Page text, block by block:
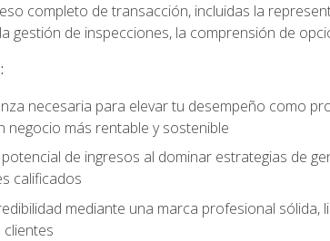
completo de transacción, incluidas la
gestión de inspecciones, la comprensión de
necesaria para elevar tu desempeño como
negocio más rentable y sostenible
de ingresos al dominar estrategias de
calificados
mediante una marca profesional